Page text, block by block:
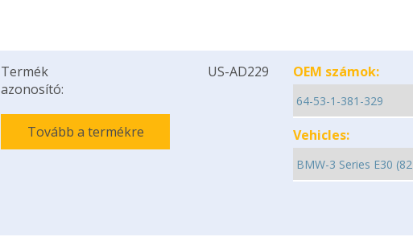
Termék
azonosító:
US-AD229
Tovább a termékre
OEM számok:
Vehicles: